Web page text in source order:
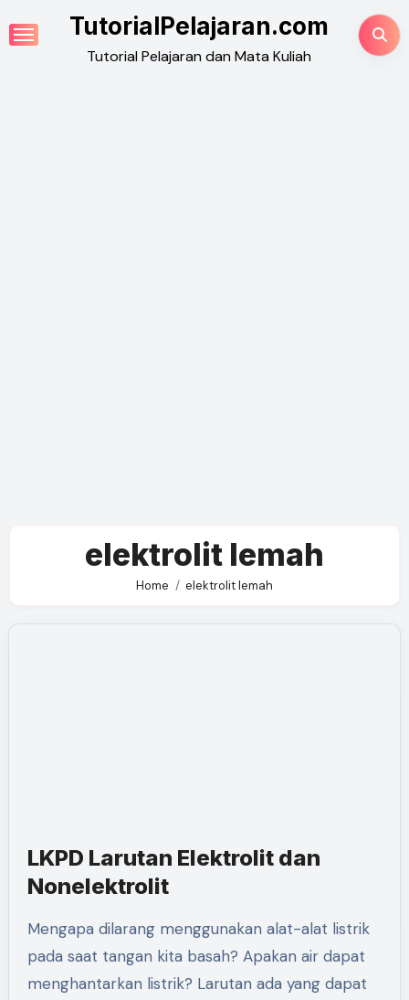
to
TutorialPelajaran.com
Tutorial Pelajaran dan Mata Kuliah
elektrolit lemah
Home elektrolit lemah
LKPD Larutan Elektrolit dan
Nonelektrolit
Mengapa dilarang menggunakan alat-alat listrik
pada saat tangan kita basah? Apakan air dapat
menghantarkan listrik? Larutan ada yang dapat